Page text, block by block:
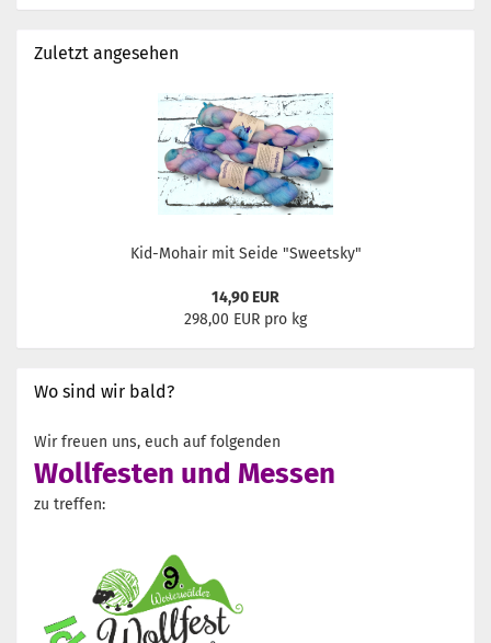
Zuletzt angesehen
Kid-Mohair mit Seide "Sweetsky"
14,90 EUR
298,00 EUR pro kg
Wo sind wir bald?
Wir freuen uns, euch auf folgenden
Wollfesten und Messen
zu treffen: